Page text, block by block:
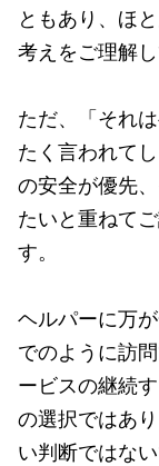
ともあり、ほ
考えをご理解
ただ、「それ
たく言われて
の安全が優先
たいと重ねて
す。
ヘルパーに万
でのように訪
ービスの継続
の選択ではあ
い判断ではない